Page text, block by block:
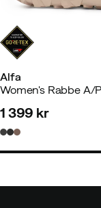
Alfa
price
1 399 kr